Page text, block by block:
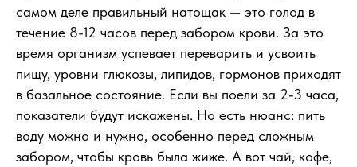
самом деле правильный натощак — это голод в
течение 8-12 часов перед забором крови. За это
время организм успевает переварить и усвоить
пищу, уровни глюкозы, липидов, гормонов приходят
в базальное состояние. Если вы поели за 2-3 часа,
показатели будут искажены. Но есть нюанс: пить
воду можно и нужно, особенно перед сложным
забором, чтобы кровь была жиже. А вот чай, кофе,